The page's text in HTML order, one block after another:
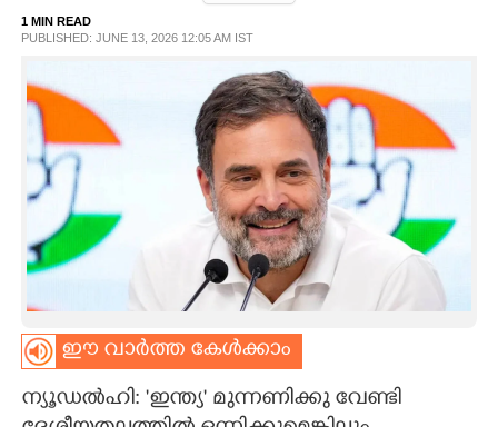
LIFESTYLE
SPIRITUAL
INFO+
ART
CARTOONS
LITERATURE
1 MIN READ
PUBLISHED: JUNE 13, 2026 12:05 AM IST
ഈ വാർത്ത കേൾക്കാം
ന്യൂഡൽഹി: 'ഇന്ത്യ' മുന്നണിക്കു വേണ്ടി